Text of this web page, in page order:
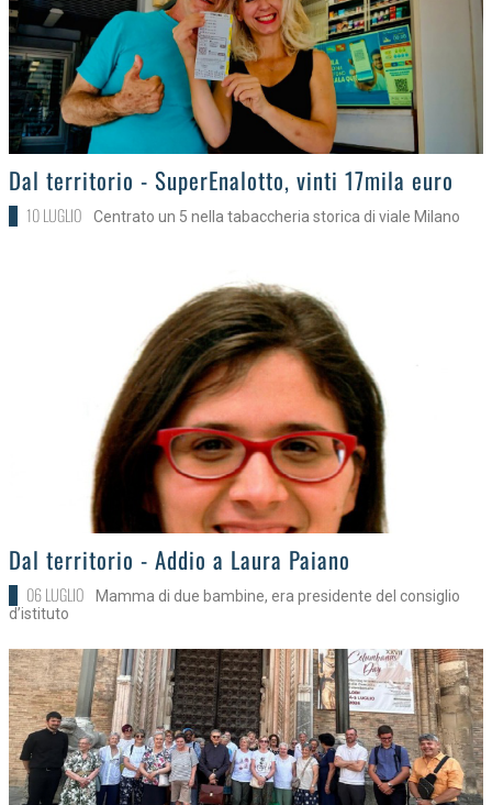
>
Dal territorio - SuperEnalotto, vinti 17mila euro
10 LUGLIO Centrato un 5 nella tabaccheria storica di viale Milano
>
Dal territorio - Addio a Laura Paiano
06 LUGLIO
Mamma di due bambine, era presidente del consiglio
d’istituto